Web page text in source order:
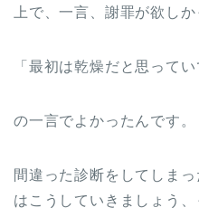
上で、一言、謝罪が欲しか
「最初は乾燥だと思って
の一言でよかったんです。
間違った診断をしてしま
はこうしていきましょう